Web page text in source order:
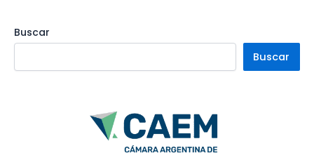
Buscar
Buscar